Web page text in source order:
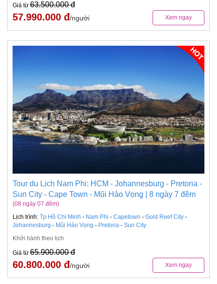
Giá từ 63.500.000 đ
57.990.000 đ/người Xem ngay
Tour du Lịch Nam Phi: HCM - Johannesburg - Pretoria -
Sun City - Cape Town - Mũi Hảo Vọng | 8 ngày 7 đêm
(08 ngày 07 đêm)
Lịch trình: Tp Hồ Chí Minh - Nam Phi - Capetown - Gold Reef City -
Johannesburg - Mũi Hảo Vọng - Pretoria - Sun City
Khởi hành theo lịch
Giá từ 65.900.000 đ
60.800.000 đ/người Xem ngay